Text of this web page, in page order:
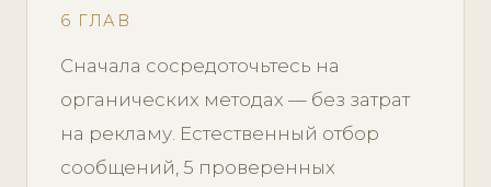
6 ГЛАВ
Сначала сосредоточьтесь на
органических методах — без затрат
на рекламу. Естественный отбор
сообщений, 5 проверенных